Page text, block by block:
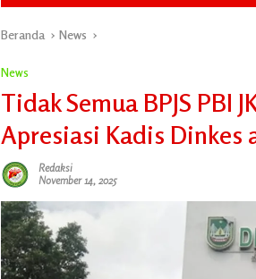
Beranda News
News
Tidak Semua BPJS PBI
Apresiasi Kadis Dinkes
Redaksi
November 14, 2025